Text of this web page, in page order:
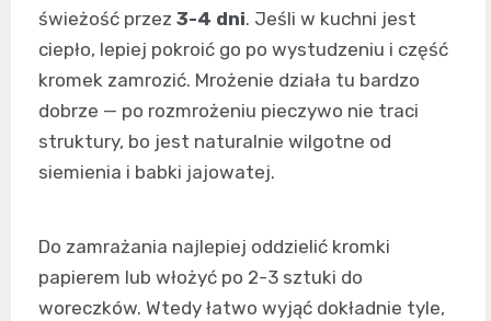
świeżość przez 3-4 dni. Jeśli w kuchni jest
ciepło, lepiej pokroić go po wystudzeniu i część
kromek zamrozić. Mrożenie działa tu bardzo
dobrze — po rozmrożeniu pieczywo nie traci
struktury, bo jest naturalnie wilgotne od
siemienia i babki jajowatej.
Do zamrażania najlepiej oddzielić kromki
papierem lub włożyć po 2-3 sztuki do
woreczków. Wtedy łatwo wyjąć dokładnie tyle,